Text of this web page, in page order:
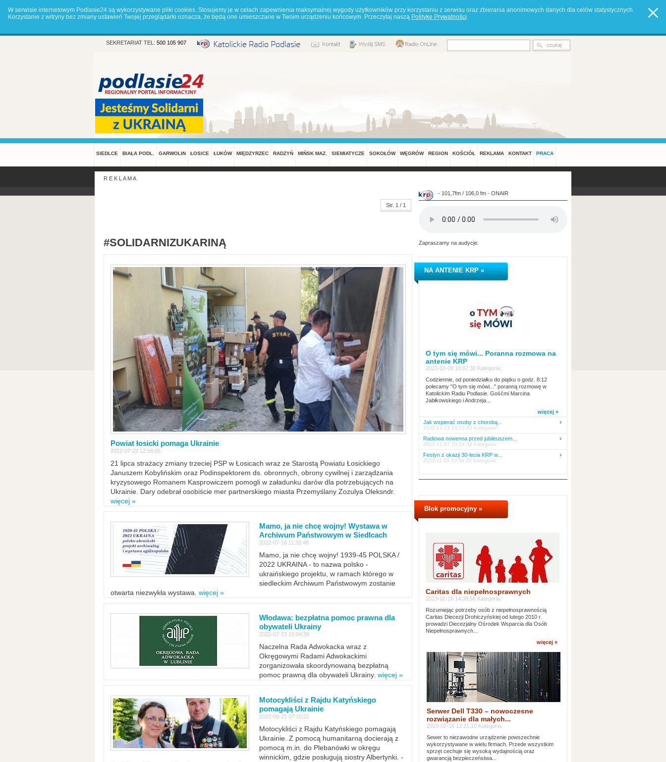
W serwisie internetowym Podlasie24 są wykorzystywane pliki cookies. Stosujemy je w celach zapewnienia maksymalnej wygody użytkowników przy korzystaniu z serwisu oraz zbierania anonimowych danych dla celów statystycznych.
Korzystanie z witryny bez zmiany ustawień Twojej przeglądarki oznacza, że będą one umieszczane w Twoim urządzeniu końcowym. Przeczytaj naszą Politykę Prywatności.
SEKRETARIAT TEL: 500 105 907
SIEDLCE BIAŁA PODL. GARWOLIN ŁOSICE ŁUKÓW MIĘDZYRZEC RADZYŃ MIŃSK MAZ. SIEMIATYCZE SOKOŁÓW WĘGRÓW REGION KOŚCIÓŁ REKLAMA KONTAKT PRACA
R E K L A M A
Str. 1 / 1
#SOLIDARNIZUKARINĄ
Powiat łosicki pomaga Ukrainie
2022-07-23 12:56:05
21 lipca strażacy zmiany trzeciej PSP w Łosicach wraz ze Starostą Powiatu Łosickiego
Januszem Kobylińskim oraz Podinspektorem ds. obronnych, obrony cywilnej i zarządzania
kryzysowego Romanem Kasprowiczem pomogli w załadunku darów dla potrzebujących na
Ukrainie. Dary odebrał osobiście mer partnerskiego miasta Przemyślany Zozulya Oleksndr.
więcej »
Mamo, ja nie chcę wojny! Wystawa w
Archiwum Państwowym w Siedlcach
2022-07-16 11:35:48
Mamo, ja nie chcę wojny! 1939-45 POLSKA /
2022 UKRAINA - to nazwa polsko -
ukraińskiego projektu, w ramach którego w
siedleckim Archiwum Państwowym zostanie
otwarta niezwykła wystawa. więcej »
Włodawa: bezpłatna pomoc prawna dla
obywateli Ukrainy
2022-07-13 15:04:39
Naczelna Rada Adwokacka wraz z
Okręgowymi Radami Adwokackimi
zorganizowała skoordynowaną bezpłatną
pomoc prawną dla obywateli Ukrainy. więcej »
Motocykliści z Rajdu Katyńskiego
pomagają Ukrainie
2022-06-21 07:16:22
Motocykliści z Rajdu Katyńskiego pomagają
Ukrainie. Z pomocą humanitarną docierają z
pomocą m.in. do Plebanówki w okręgu
winnickim, gdzie posługują siostry Albertynki. -
- 101,7fm / 106,0 fm - ONAIR
Zapraszamy na audycje:
NA ANTENIE KRP »
O tym się mówi... Poranna rozmowa na
antenie KRP
2023-02-09 16:07:30 Kategoria:
Codziennie, od poniedziałku do piątku o godz. 8:12
polecamy "O tym się mówi..." poranną rozmowę w
Katolickim Radiu Podlasie. Gośćmi Marcina
Jabłkowskiego i Andrzeja...
więcej »
Jak wspierać osoby z chorobą...
2022-12-13 13:12:00 Kategoria:
Radiowa nowenna przed jubileuszem...
2022-12-07 10:16:34 Kategoria:
Festyn z okazji 30-lecia KRP w...
2022-11-25 10:54:35 Kategoria:
Blok promocyjny »
Caritas dla niepełnosprawnych
2023-02-16 14:38:58 Kategoria:
Rozumiejąc potrzeby osób z niepełnosprawnością
Caritas Diecezji Drohiczyńskiej od lutego 2010 r.
prowadzi Diecezjalny Ośrodek Wsparcia dla Osób
Niepełnosprawnych...
więcej »
Serwer Dell T330 – nowoczesne
rozwiązanie dla małych...
2023-02-16 12:21:10 Kategoria:
Sewer to niezawodne urządzenie powszechnie
wykorzystywane w wielu firmach. Przede wszystkim
sprzęt cechuje się wysoką wydajnością oraz
gwarancją bezpieczeństwa...